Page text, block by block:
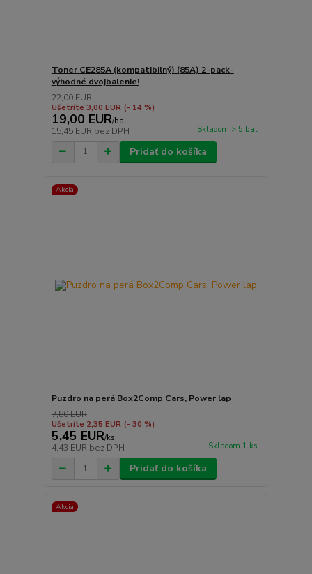
Toner CE285A (kompatibilný) (85A) 2-pack-
výhodné dvojbalenie!
22,00 EUR
Ušetríte 3,00 EUR (- 14 %)
19,00 EUR/bal
15,45 EUR bez DPH Skladom > 5 bal
Pridať do košíka
Akcia
Puzdro na perá Box2Comp Cars, Power lap
7,80 EUR
Ušetríte 2,35 EUR (- 30 %)
5,45 EUR/ks
4,43 EUR bez DPH Skladom 1 ks
Pridať do košíka
Akcia